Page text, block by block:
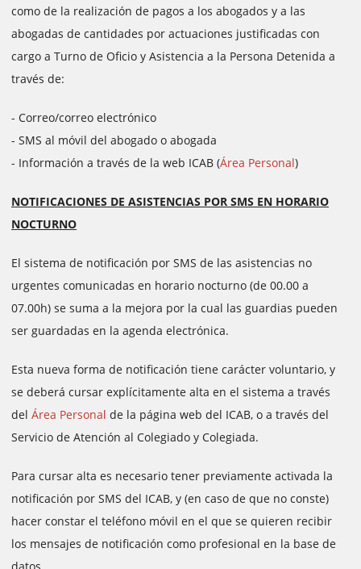
como de la realización de pagos a los abogados y a las
abogadas de cantidades por actuaciones justificadas con
cargo a Turno de Oficio y Asistencia a la Persona Detenida a
través de:
- Correo/correo electrónico
- SMS al móvil del abogado o abogada
- Información a través de la web ICAB (Área Personal)
NOTIFICACIONES DE ASISTENCIAS POR SMS EN HORARIO
NOCTURNO
El sistema de notificación por SMS de las asistencias no
urgentes comunicadas en horario nocturno (de 00.00 a
07.00h) se suma a la mejora por la cual las guardias pueden
ser guardadas en la agenda electrónica.
Esta nueva forma de notificación tiene carácter voluntario, y
se deberá cursar explícitamente alta en el sistema a través
del Área Personal de la página web del ICAB, o a través del
Servicio de Atención al Colegiado y Colegiada.
Para cursar alta es necesario tener previamente activada la
notificación por SMS del ICAB, y (en caso de que no conste)
hacer constar el teléfono móvil en el que se quieren recibir
los mensajes de notificación como profesional en la base de